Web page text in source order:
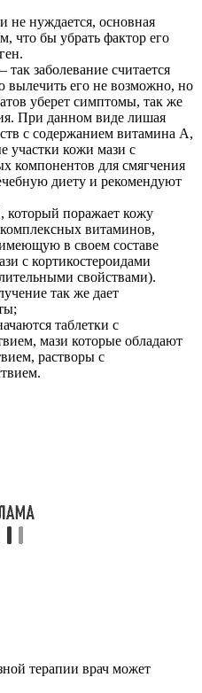
не нуждается, основная
что бы убрать фактор его
заболевание считается
вылечить его не возможно, но
уберет симптомы, так же
При данном виде лишая
с содержанием витамина А,
участки кожи мази с
компонентов для смягчения
диету и рекомендуют
поражает кожу
витаминов,
в своем составе
с кортикостероидами
свойствами).
так же дает
таблетки с
мази которые обладают
растворы с
терапии врач может